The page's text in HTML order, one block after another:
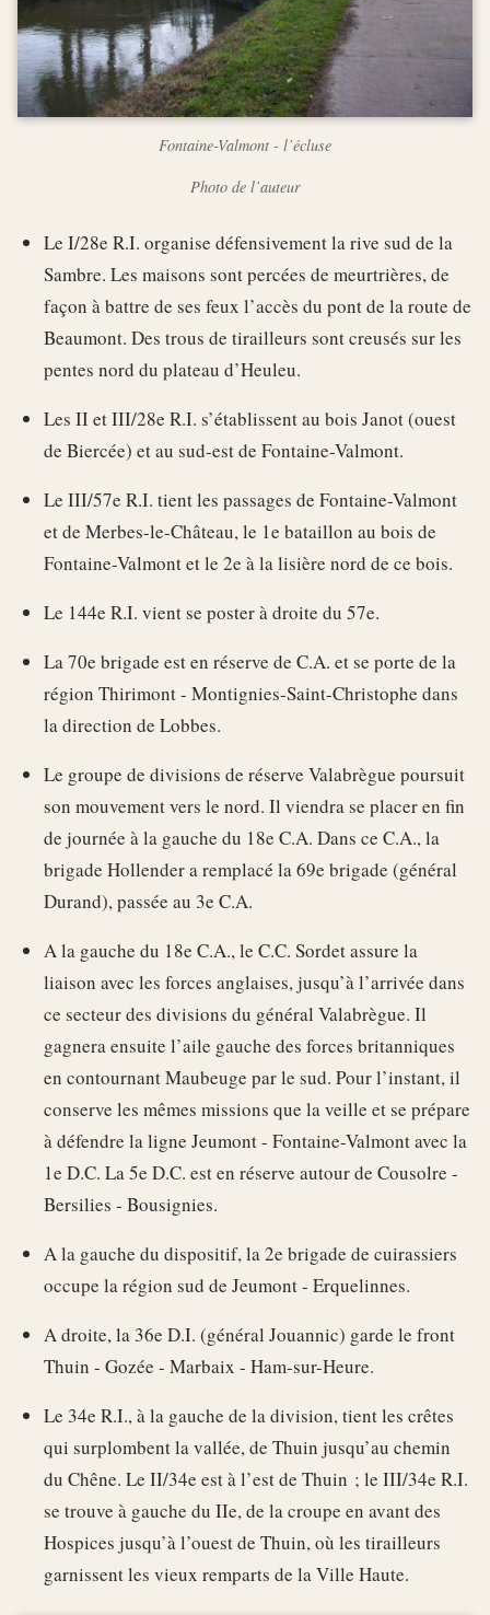
Fontaine-Valmont - l’écluse
Photo de l’auteur
Le I/28e R.I. organise défensivement la rive sud de la
Sambre. Les maisons sont percées de meurtrières, de
façon à battre de ses feux l’accès du pont de la route de
Beaumont. Des trous de tirailleurs sont creusés sur les
pentes nord du plateau d’Heuleu.
Les II et III/28e R.I. s’établissent au bois Janot (ouest
de Biercée) et au sud-est de Fontaine-Valmont.
Le III/57e R.I. tient les passages de Fontaine-Valmont
et de Merbes-le-Château, le 1e bataillon au bois de
Fontaine-Valmont et le 2e à la lisière nord de ce bois.
Le 144e R.I. vient se poster à droite du 57e.
La 70e brigade est en réserve de C.A. et se porte de la
région Thirimont - Montignies-Saint-Christophe dans
la direction de Lobbes.
Le groupe de divisions de réserve Valabrègue poursuit
son mouvement vers le nord. Il viendra se placer en fin
de journée à la gauche du 18e C.A. Dans ce C.A., la
brigade Hollender a remplacé la 69e brigade (général
Durand), passée au 3e C.A.
A la gauche du 18e C.A., le C.C. Sordet assure la
liaison avec les forces anglaises, jusqu’à l’arrivée dans
ce secteur des divisions du général Valabrègue. Il
gagnera ensuite l’aile gauche des forces britanniques
en contournant Maubeuge par le sud. Pour l’instant, il
conserve les mêmes missions que la veille et se prépare
à défendre la ligne Jeumont - Fontaine-Valmont avec la
1e D.C. La 5e D.C. est en réserve autour de Cousolre -
Bersilies - Bousignies.
A la gauche du dispositif, la 2e brigade de cuirassiers
occupe la région sud de Jeumont - Erquelinnes.
A droite, la 36e D.I. (général Jouannic) garde le front
Thuin - Gozée - Marbaix - Ham-sur-Heure.
Le 34e R.I., à la gauche de la division, tient les crêtes
qui surplombent la vallée, de Thuin jusqu’au chemin
du Chêne. Le II/34e est à l’est de Thuin ; le III/34e R.I.
se trouve à gauche du IIe, de la croupe en avant des
Hospices jusqu’à l’ouest de Thuin, où les tirailleurs
garnissent les vieux remparts de la Ville Haute.